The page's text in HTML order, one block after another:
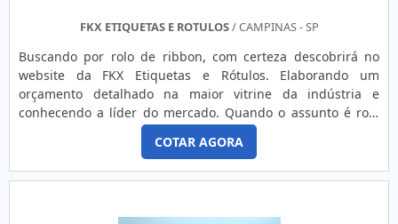
melhor opção para o cliente final.Ainda tratando-se de
empresas que não tenham produtos e serviços com ótima
qualidade e proteção, detalhes primordiais que são
deixados de lado por muitas empresas que não focam na
fidelização do cliente.Existem muitas formas diferentes de
demonstrar conhecimento e autoridade em sua área de
atuação. Os motivos pelos quais a Berteck Máquinas
Industriais é a melhor opção no segmento quando procurar
proativos; Profissionais com vasta experiência na área de
FKX ETIQUETAS E ROTULOS/ CAMPINAS - SP
Buscando por rolo de ribbon, com certeza descobrirá no
website da FKX Etiquetas e Rótulos. Elaborando um
orçamento detalhado na maior vitrine da indústria e
conhecendo a líder do mercado. Quando o assunto é rolo
de ribbon, com a melhor mão de obra da FKX Etiquetas e
Rótulos irá encontrar proteção com produtos de
qualidade.UM POUCO MAIS SOBRE ROLO DE RIBBONHá
COTAR AGORA